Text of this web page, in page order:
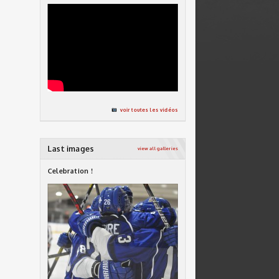
voir toutes les vidéos
Last images view all galleries
Celebration !